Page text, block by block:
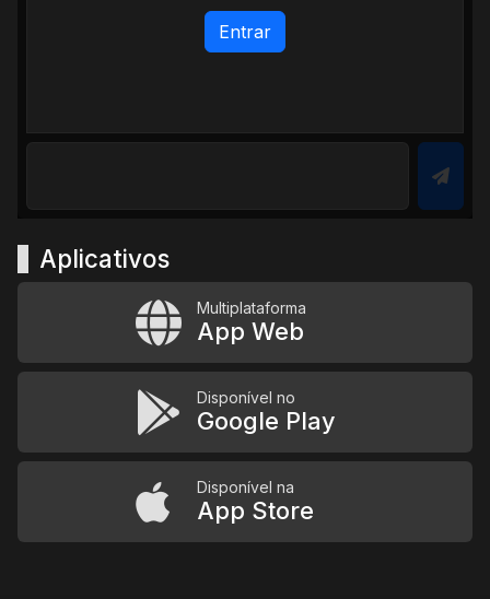
Entrar
Aplicativos
Multiplataforma
App Web
Disponível no
Google Play
Disponível na
App Store